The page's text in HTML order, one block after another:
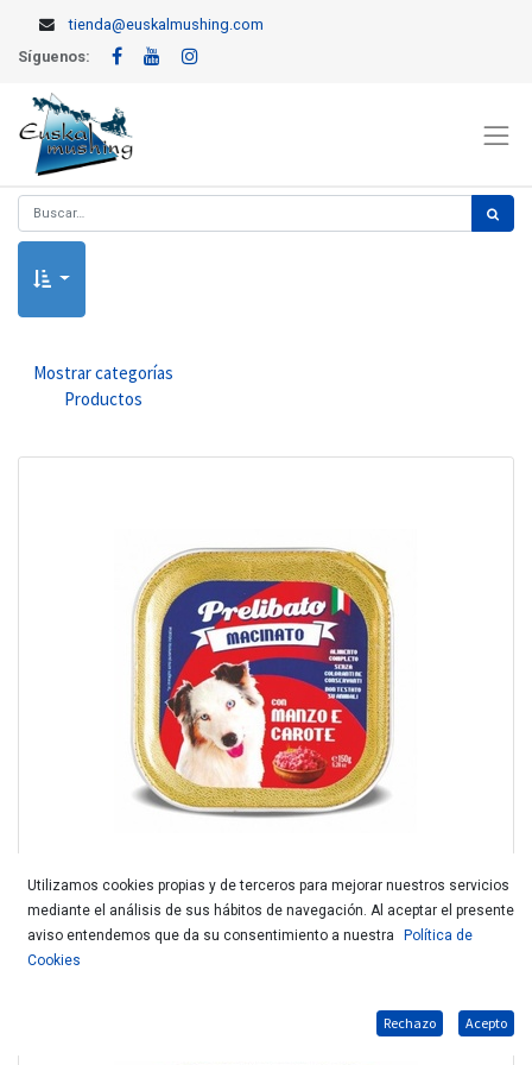
tienda@euskalmushing.com
Síguenos:
Mostrar categorías
Productos
Q.PRELIBATO PERRO TARRINA TERNERA.ZANAHO 150Gr.
Utilizamos cookies propias y de terceros para mejorar nuestros servicios
mediante el análisis de sus hábitos de navegación. Al aceptar el presente
aviso entendemos que da su consentimiento a nuestra
Política de
Cookies
Rechazo Acepto